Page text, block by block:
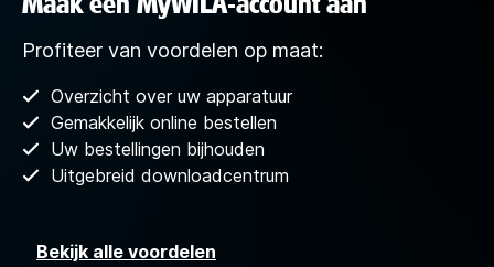
Profiteer van voordelen op maat:
Overzicht over uw apparatuur
Gemakkelijk online bestellen
Uw bestellingen bijhouden
Uitgebreid downloadcentrum
Bekijk alle voordelen